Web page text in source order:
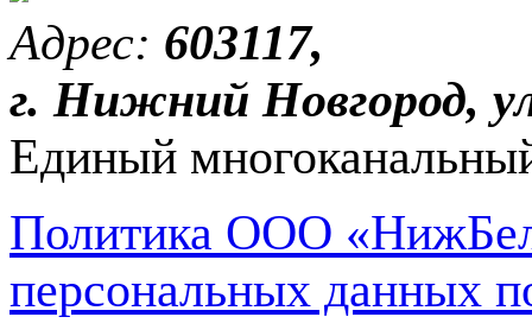
Адрес: 603117,
г. Нижний Новгород,
Единый
Политика ООО
персональных данных